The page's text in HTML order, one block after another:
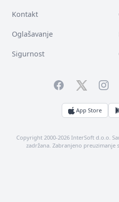
Kontakt
Oglašavanje
Sigurnost
FacebookTwitter
App Store
Copyright 2000-2026 InterSoft d.o.o.
zadržana. Zabranjeno preuzimanje